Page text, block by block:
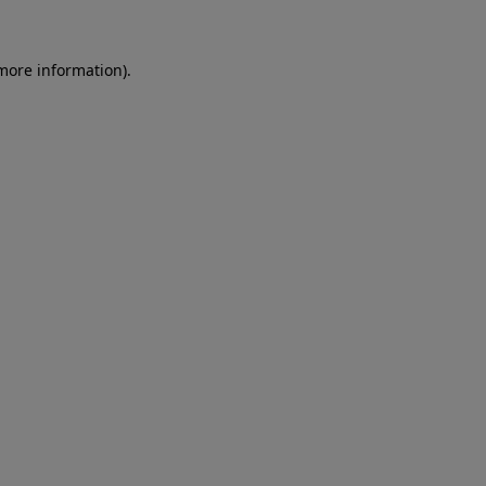
information).